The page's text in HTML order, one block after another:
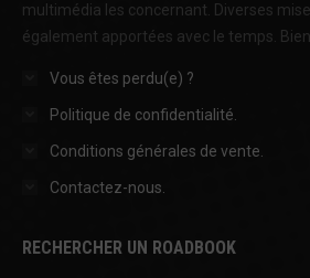
multimédia les concernant. Diverses
également apportées avec le temps.
Vous êtes perdu(e) ?
Politique de confidentialité.
Conditions générales de vente.
Contactez-nous.
RECHERCHER UN ROADBOOK